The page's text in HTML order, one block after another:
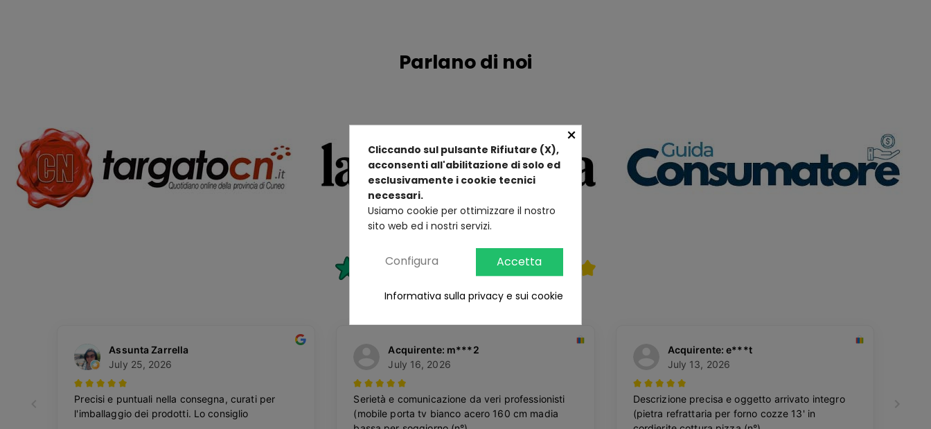
Parlano di noi
×
Cliccando sul pulsante Rifiutare (X),
acconsenti all'abilitazione di solo ed
esclusivamente i cookie tecnici
necessari.
Usiamo cookie per ottimizzare il nostro
sito web ed i nostri servizi.
Configura Accetta
Informativa sulla privacy e sui cookie